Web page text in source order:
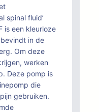
spinal fluid’
is een kleurloze
in de
Om deze
werken
Deze pomp is
die
gebruiken.